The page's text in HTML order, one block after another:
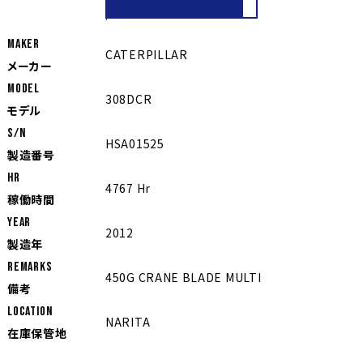
MAKER
メーカー
CATERPILLAR
MODEL
モデル
308DCR
S/N
製造番号
HSA01525
Hr
稼働時間
4767 Hr
YEAR
製造年
2012
REMARKS
備考
450G CRANE BLADE MULTI
LOCATION
在庫保管地
NARITA